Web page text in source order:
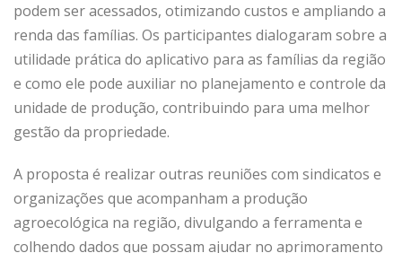
podem ser acessados, otimizando custos e ampliando a
renda das famílias. Os participantes dialogaram sobre a
utilidade prática do aplicativo para as famílias da região
e como ele pode auxiliar no planejamento e controle da
unidade de produção, contribuindo para uma melhor
gestão da propriedade.
A proposta é realizar outras reuniões com sindicatos e
organizações que acompanham a produção
agroecológica na região, divulgando a ferramenta e
colhendo dados que possam ajudar no aprimoramento